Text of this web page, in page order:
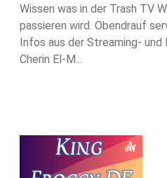
Wissen was in der Trash TV
passieren wird. Obendrauf
Infos aus der Streaming-
Cherin El-M...